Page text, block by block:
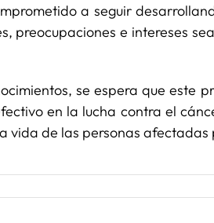
a seguir
preocupaciones e intereses
se espera que este
en la lucha contra el
vida de las personas